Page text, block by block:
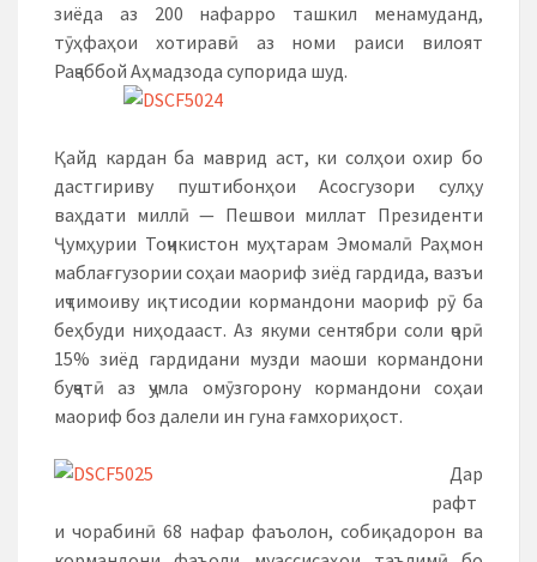
зиёда аз 200 нафарро ташкил менамуданд,
тӯҳфаҳои хотиравӣ аз номи раиси вилоят
Раҷаббой Аҳмадзода супорида шуд.
Қайд кардан ба маврид аст, ки солҳои охир бо
дастгириву пуштибонҳои Асосгузори сулҳу
ваҳдати миллӣ — Пешвои миллат Президенти
Ҷумҳурии Тоҷикистон муҳтарам Эмомалӣ Раҳмон
маблағгузории соҳаи маориф зиёд гардида, вазъи
иҷтимоиву иқтисодии кормандони маориф рӯ ба
беҳбуди ниҳодааст. Аз якуми сентябри соли ҷорӣ
15% зиёд гардидани музди маоши кормандони
буҷҷетӣ аз ҷумла омӯзгорону кормандони соҳаи
маориф боз далели ин гуна ғамхориҳост.
Дар
рафт
и чорабинӣ 68 нафар фаъолон, собиқадорон ва